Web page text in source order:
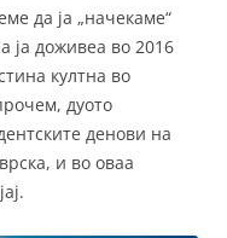
да ја „начекаме“
ја доживеа во 2016
култна во
дуото
денови на
и во оваа